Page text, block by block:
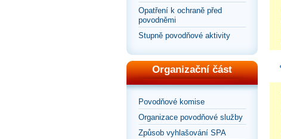
Opatření k ochraně před
povodněmi
Stupně povodňové aktivity
Organizační část
Povodňové komise
Organizace povodňové služby
Způsob vyhlašování SPA